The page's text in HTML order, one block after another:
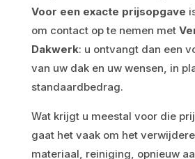
Voor een exacte prijsopgave
om contact op te nemen met
Dakwerk: u ontvangt dan een
van uw dak en uw wensen, in
standaardbedrag.
Wat krijgt u meestal voor die
gaat het vaak om het
materiaal, reiniging, opnieuw